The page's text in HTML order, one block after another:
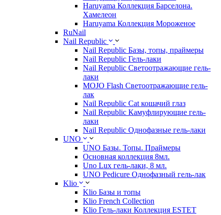
Haruyama Коллекция Барселона.
Хамелеон
Haruyama Коллекция Мороженое
RuNail
Nail Republic
Nail Republic Базы, топы, праймеры
Nail Republic Гель-лаки
Nail Republic Светоотражающие гель-
лаки
MOJO Flash Светоотражающие гель-
лак
Nail Republic Cat кошачий глаз
Nail Republic Камуфлирующие гель-
лаки
Nail Republic Однофазные гель-лаки
UNO
UNO Базы. Топы. Праймеры
Основная коллекция 8мл.
Uno Lux гель-лаки, 8 мл.
UNO Pedicure Однофазный гель-лак
Klio
Klio Базы и топы
Klio French Collection
Klio Гель-лаки Коллекция ESTET